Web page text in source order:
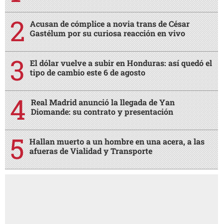
Acusan de cómplice a novia trans de César
Gastélum por su curiosa reacción en vivo
El dólar vuelve a subir en Honduras: así quedó el
tipo de cambio este 6 de agosto
Real Madrid anunció la llegada de Yan
Diomande: su contrato y presentación
Hallan muerto a un hombre en una acera, a las
afueras de Vialidad y Transporte